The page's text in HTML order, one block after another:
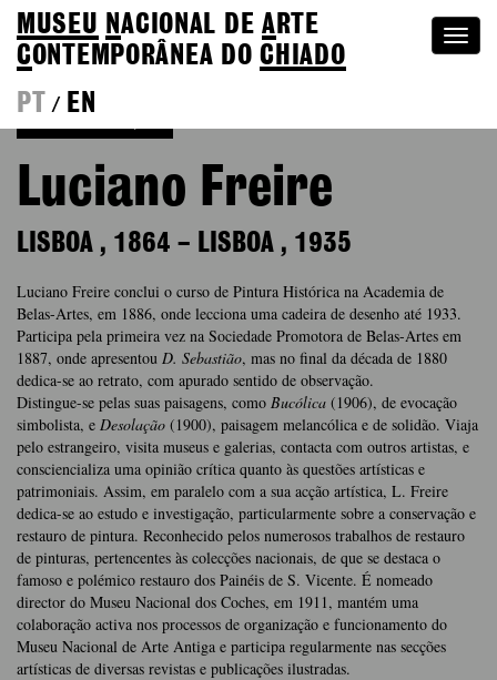
MUSEU NACIONAL DEA RTE
CONTEMPORÂNEA DOCHIADO
PT
/ EN
Luciano Freire
LISBOA , 1864 – LISBOA , 1935
Luciano Freire conclui o curso de Pintura Histórica na Academia de
Belas-Artes, em 1886, onde lecciona uma cadeira de desenho até 1933.
Participa pela primeira vez na Sociedade Promotora de Belas-Artes em
1887, onde apresentou D. Sebastião, mas no final da década de 1880
dedica-se ao retrato, com apurado sentido de observação.
Distingue-se pelas suas paisagens, como Bucólica (1906), de evocação
simbolista, e Desolação (1900), paisagem melancólica e de solidão. Viaja
pelo estrangeiro, visita museus e galerias, contacta com outros artistas, e
consciencializa uma opinião crítica quanto às questões artísticas e
patrimoniais. Assim, em paralelo com a sua acção artística, L. Freire
dedica-se ao estudo e investigação, particularmente sobre a conservação e
restauro de pintura. Reconhecido pelos numerosos trabalhos de restauro
de pinturas, pertencentes às colecções nacionais, de que se destaca o
famoso e polémico restauro dos Painéis de S. Vicente. É nomeado
director do Museu Nacional dos Coches, em 1911, mantém uma
colaboração activa nos processos de organização e funcionamento do
Museu Nacional de Arte Antiga e participa regularmente nas secções
artísticas de diversas revistas e publicações ilustradas.